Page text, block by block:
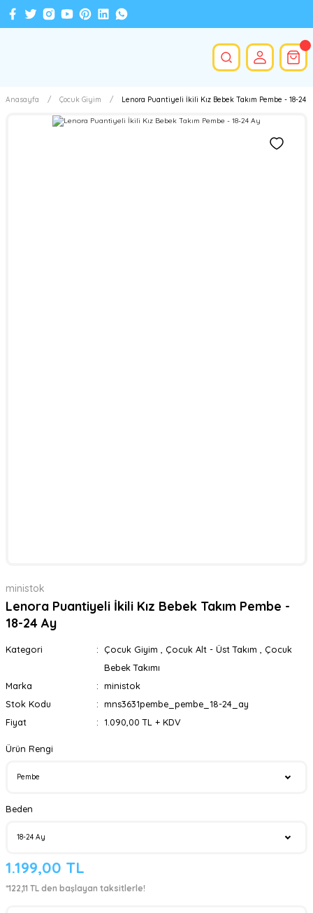
Anasayfa Çocuk Giyim Lenora Puantiyeli İkili Kız Bebek Takım Pembe - 18-24
ministok
Lenora Puantiyeli İkili Kız Bebek Takım Pembe -
18-24 Ay
Kategori Çocuk Giyim Çocuk Alt - Üst Takım
Çocuk
Bebek Takımı
Marka
ministok
Stok Kodu
mns3631pembe_pembe_18-24_ay
Fiyat
1.090,00 TL + KDV
Ürün Rengi
Beden
1.199,00 TL
*122,11 TL den başlayan taksitlerle!